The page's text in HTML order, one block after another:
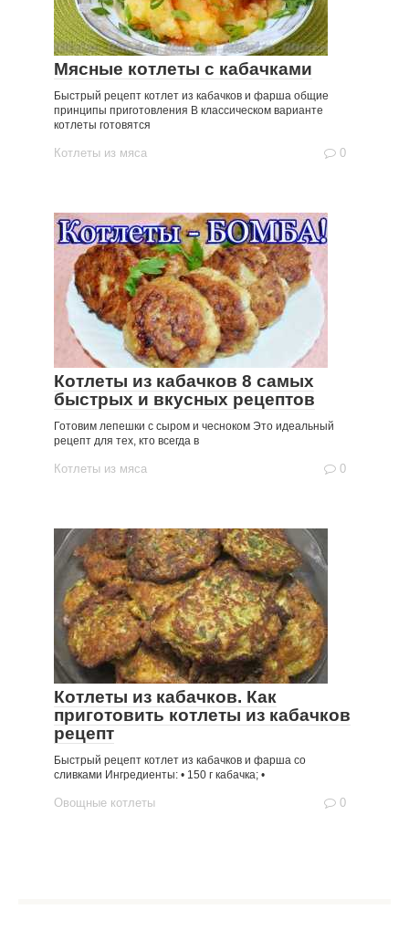
Мясные котлеты с кабачками
Быстрый рецепт котлет из кабачков и фарша общие
принципы приготовления В классическом варианте
котлеты готовятся
Котлеты из мяса 0
Котлеты из кабачков 8 самых
быстрых и вкусных рецептов
Готовим лепешки с сыром и чесноком Это идеальный
рецепт для тех, кто всегда в
Котлеты из мяса 0
Котлеты из кабачков. Как
приготовить котлеты из кабачков
рецепт
Быстрый рецепт котлет из кабачков и фарша со
сливками Ингредиенты: • 150 г кабачка; •
Овощные котлеты 0